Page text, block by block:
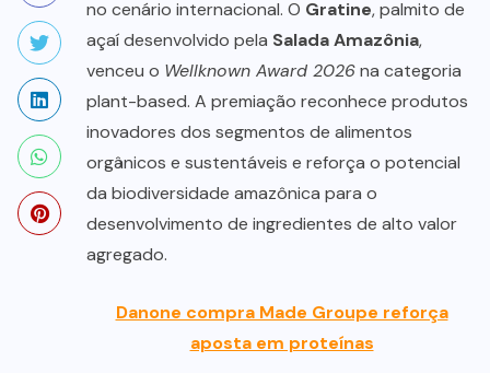
no cenário internacional. O Gratine, palmito de
açaí desenvolvido pela Salada Amazônia,
venceu o Wellknown Award 2026na categoria
plant-based. A premiação reconhece produtos
inovadores dos segmentos de alimentos
orgânicos e sustentáveis e reforça o potencial
da biodiversidade amazônica para o
desenvolvimento de ingredientes de alto valor
agregado.
Danone compra Made Groupe reforça
aposta em proteínas